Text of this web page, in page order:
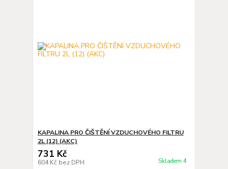
KAPALINA PRO ČIŠTĚNÍ VZDUCHOVÉHO FILTRU
2L (12) (AKC)
731 Kč
604 Kč bez DPH Skladem 4